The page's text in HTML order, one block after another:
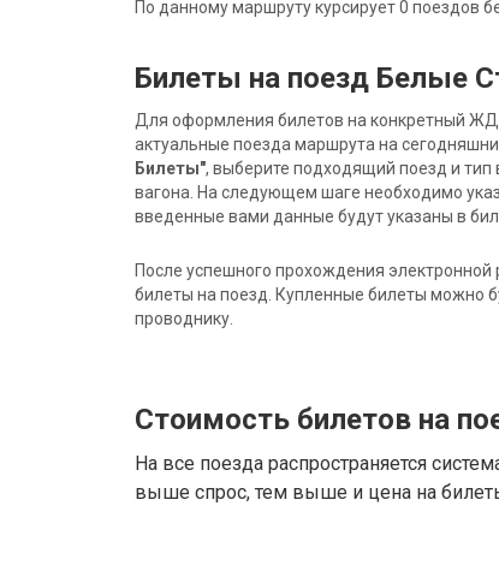
По данному маршруту курсирует 0 поездов
Билеты на поезд Белые
Для оформления билетов на конкретный ЖД
актуальные поезда маршрута на
Билеты", выберите подходящий поезд и тип
вагона. На следующем шаге необходимо
введенные вами данные будут указаны в
После успешного прохождения электронной
билеты на поезд. Купленные билеты можно
проводнику.
Стоимость билетов на
На все поезда распространяется
выше спрос, тем выше и цена на